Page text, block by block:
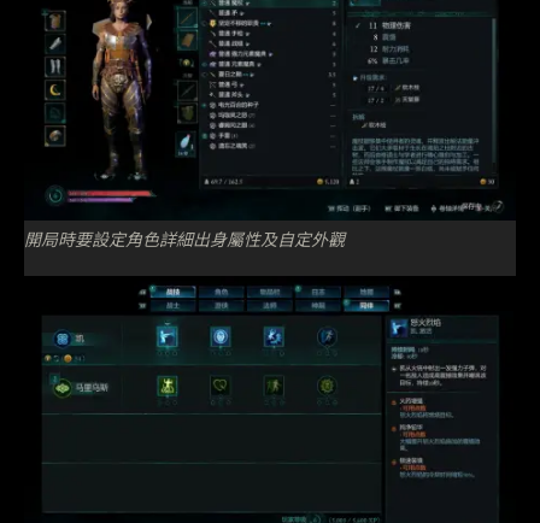
開局時要設定角色詳細出身屬性及自定外觀